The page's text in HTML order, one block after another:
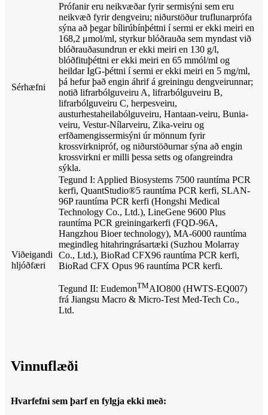
Sérhæfni
Prófanir eru neikvæðar fyrir sermisýni sem eru
neikvæð fyrir dengveiru; niðurstöður truflunarprófa
sýna að þegar bílirúbínþéttni í sermi er ekki meiri en
168,2 μmol/ml, styrkur blóðrauða sem myndast við
blóðrauðasundrun er ekki meiri en 130 g/l,
blóðfituþéttni er ekki meiri en 65 mmól/ml og
heildar IgG-þéttni í sermi er ekki meiri en 5 mg/ml,
þá hefur það engin áhrif á greiningu dengveirunnar;
notið lifrarbólguveiru A, lifrarbólguveiru B,
lifrarbólguveiru C, herpesveiru,
austurhestaheilabólguveiru, Hantaan-veiru, Bunia-
veiru, Vestur-Nílarveiru, Zika-veiru og
erfðamengissermisýni úr mönnum fyrir
krossvirknipróf, og niðurstöðurnar sýna að engin
krossvirkni er milli þessa setts og ofangreindra
sýkla.
Viðeigandi
hljóðfæri
Tegund I: Applied Biosystems 7500 rauntíma PCR
kerfi, QuantStudio®5 rauntíma PCR kerfi, SLAN-
96P rauntíma PCR kerfi (Hongshi Medical
Technology Co., Ltd.), LineGene 9600 Plus
rauntíma PCR greiningarkerfi (FQD-96A,
Hangzhou Bioer technology), MA-6000 rauntíma
megindleg hitahringrásartæki (Suzhou Molarray
Co., Ltd.), BioRad CFX96 rauntíma PCR kerfi,
BioRad CFX Opus 96 rauntíma PCR kerfi.
Tegund II: EudemonTMAIO800 (HWTS-EQ007)
frá Jiangsu Macro & Micro-Test Med-Tech Co.,
Ltd.
Vinnuflæði
Hvarfefni sem þarf en fylgja ekki með: